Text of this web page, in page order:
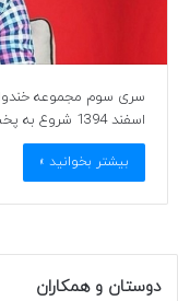
اسفند 1394 شروع به پخش شده است…
بیشتر بخوانید »
دوستان و همکاران